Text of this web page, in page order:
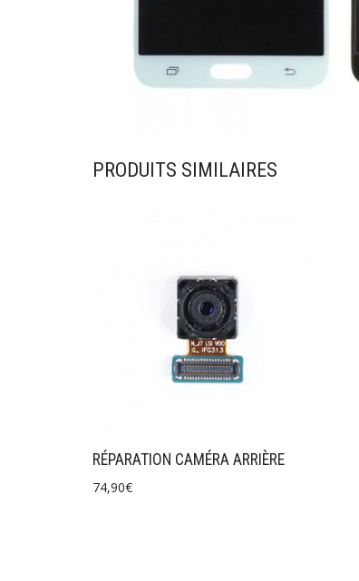
PRODUITS SIMILAIRES
RÉPARATION CAMÉRA ARRIÈRE
74,90€